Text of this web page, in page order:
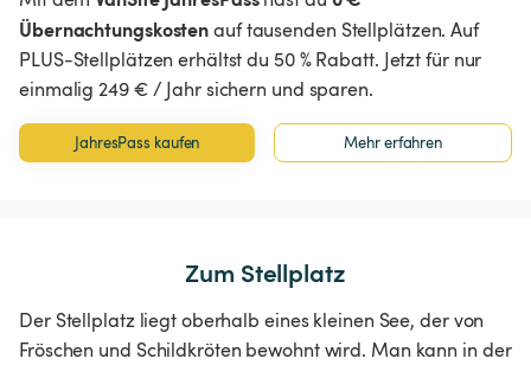
Übernachtungskostenauf tausenden Stellplätzen. Auf
PLUS-Stellplätzen erhältst du 50 % Rabatt. Jetzt für nur
einmalig 249 € / Jahr sichern und sparen.
JahresPass kaufen Mehr erfahren
Zum Stellplatz
Der Stellplatz liegt oberhalb eines kleinen See, der von
Fröschen und Schildkröten bewohnt wird. Man kann in der